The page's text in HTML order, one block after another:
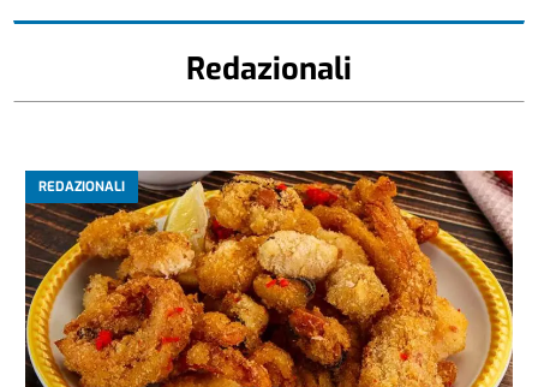
Redazionali
REDAZIONALI